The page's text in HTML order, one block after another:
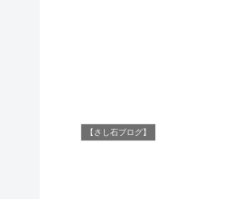
【さし石ブログ】